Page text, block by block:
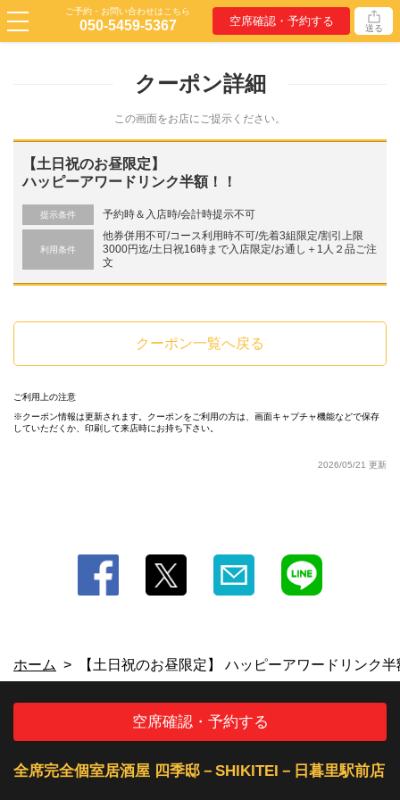
ご予約・お問い合わせはこちら
050-5459-5367 空席確認・予約する 送る
クーポン詳細
この画面をお店にご提示ください。
【土日祝のお昼限定】
ハッピーアワードリンク半額！！
提示条件 予約時＆入店時/会計時提示不可
利用条件
他券併用不可/コース利用時不可/先着3組限定/割引上限
3000円迄/土日祝16時まで入店限定/お通し＋1人２品ご注
文
クーポン一覧へ戻る
ご利用上の注意
クーポン情報は更新されます。クーポンをご利用の方は、画面キャプチャ機能などで保存
していただくか、印刷して来店時にお持ち下さい。
2026/05/21 更新
お店情報をコピー
ホーム 【土日祝のお昼限定】 ハッピーアワードリンク
空席確認・予約する
全席完全個室居酒屋 四季邸－SHIKITEI－日暮里駅前店